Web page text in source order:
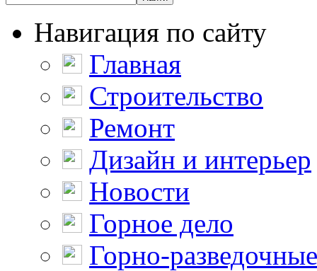
Навигация по сайту
Главная
Строительство
Ремонт
Дизайн и интерьер
Новости
Горное дело
Горно-